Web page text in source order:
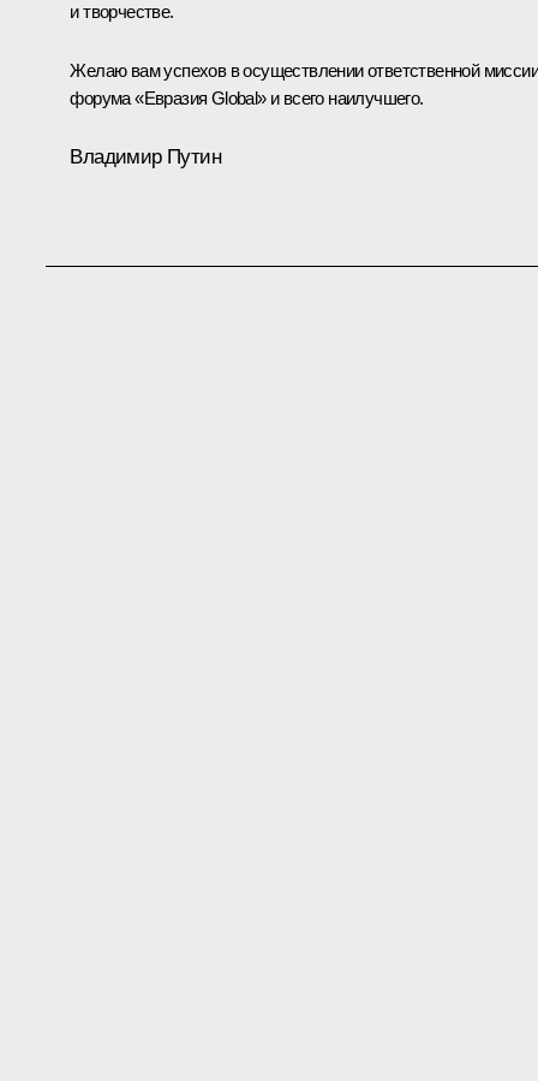
и творчестве.
Желаю вам успехов в осуществлении ответственной миссии
форума «Евразия Global» и всего наилучшего.
Владимир Путин